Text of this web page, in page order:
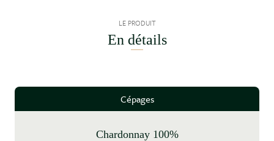
LE PRODUIT
En détails
Cépages
Chardonnay 100%